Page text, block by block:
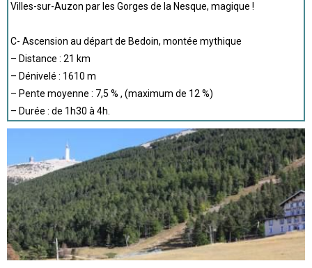
Villes-sur-Auzon par les Gorges de la Nesque, magique !
C- Ascension au départ de Bedoin, montée mythique
– Distance : 21 km
– Dénivelé : 1610 m
– Pente moyenne : 7,5 % , (maximum de 12 %)
– Durée : de 1h30 à 4h.